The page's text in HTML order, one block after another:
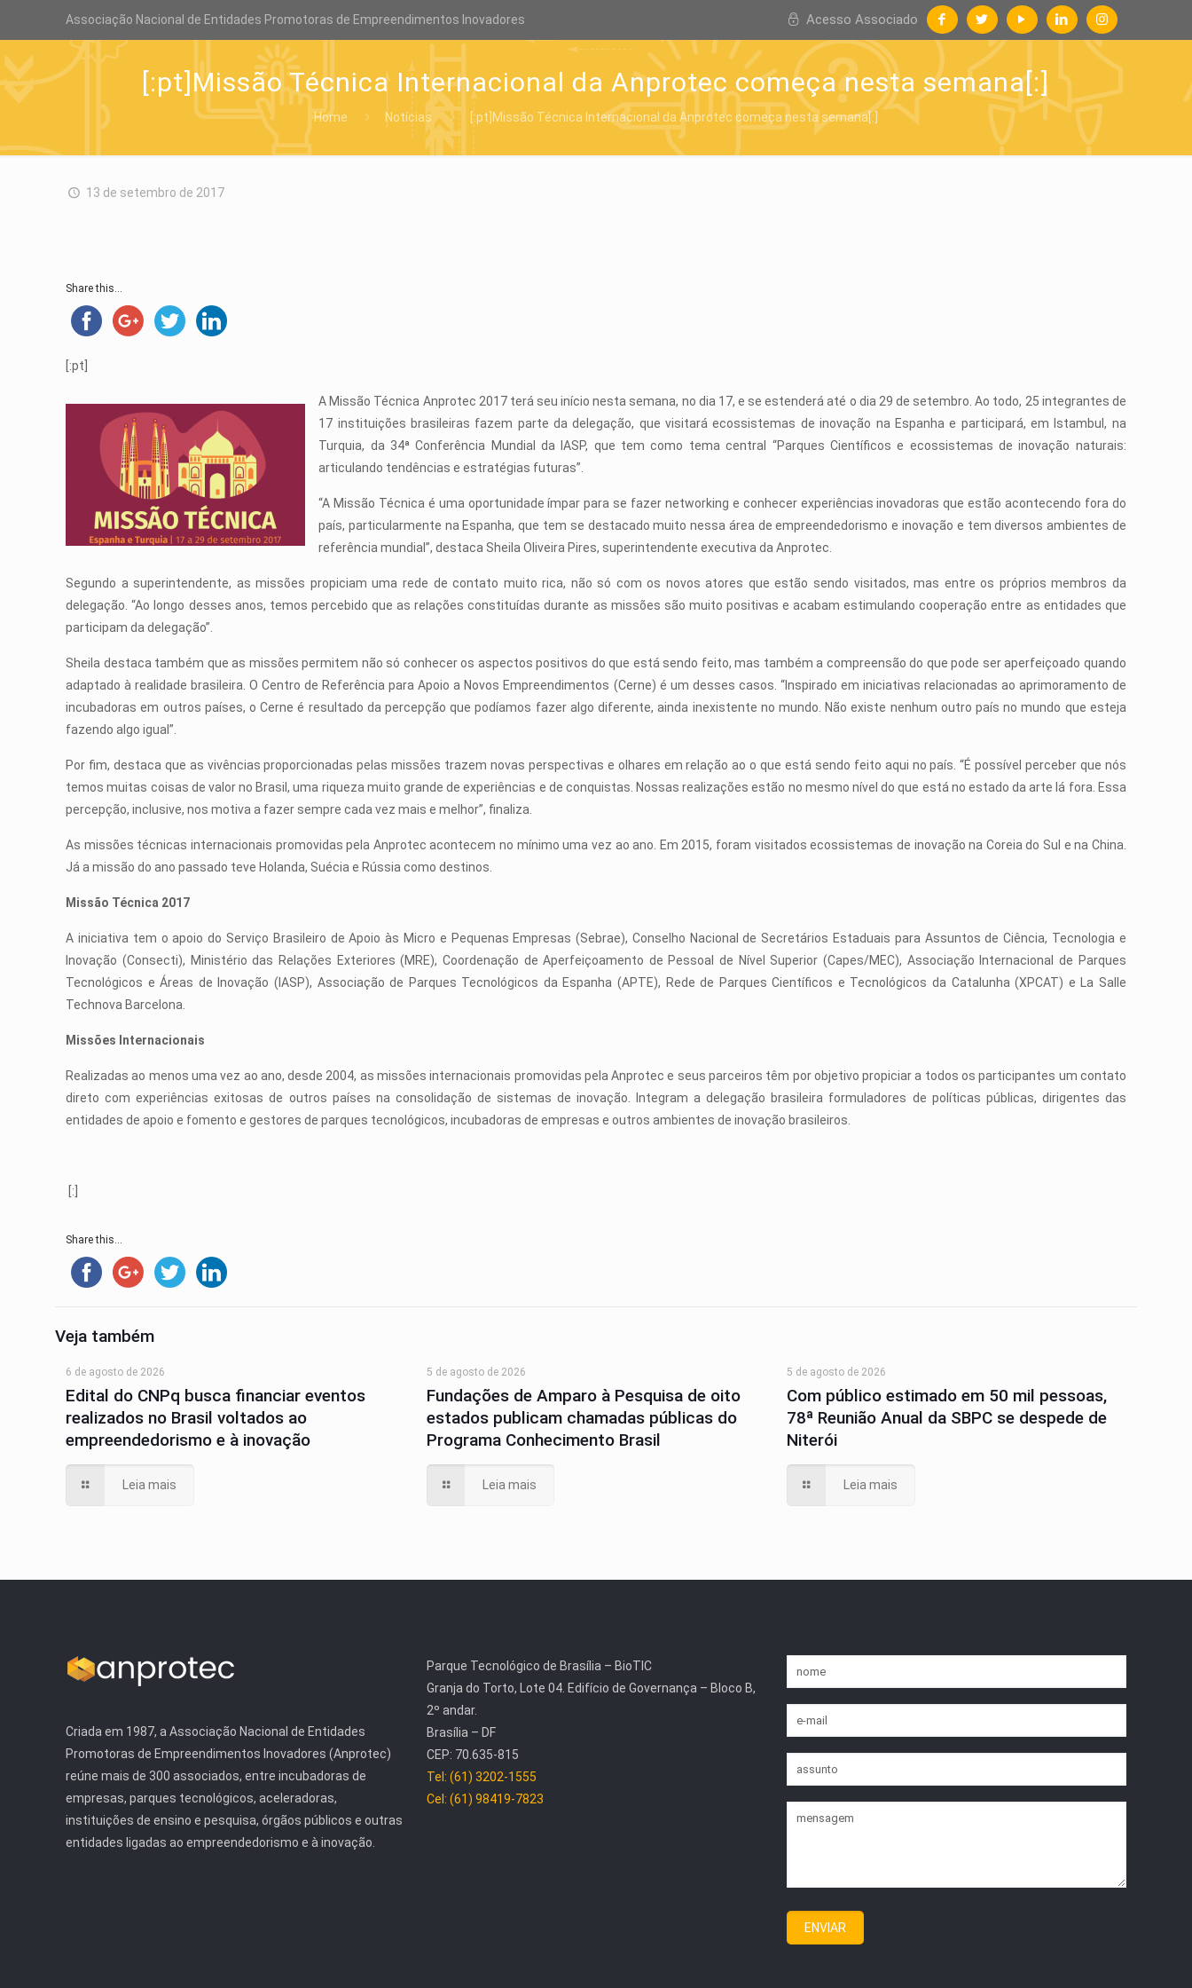
Associação Nacional de Entidades Promotoras de Empreendimentos Inovadores Acesso Associado
[:pt]Missão Técnica Internacional da Anprotec começa nesta semana[:]
Home Notícias [:pt]Missão Técnica Internacional da Anprotec começa nesta semana[:]
13 de setembro de 2017
Share this...
[:pt]
A Missão Técnica Anprotec 2017 terá seu início nesta semana, no dia 17, e se estenderá até o dia 29 de setembro. Ao todo, 25 integrantes de
17 instituições brasileiras fazem parte da delegação, que visitará ecossistemas de inovação na Espanha e participará, em Istambul, na
Turquia, da 34ª Conferência Mundial da IASP, que tem como tema central “Parques Científicos e ecossistemas de inovação naturais:
articulando tendências e estratégias futuras”.
“A Missão Técnica é uma oportunidade ímpar para se fazer networking e conhecer experiências inovadoras que estão acontecendo fora do
país, particularmente na Espanha, que tem se destacado muito nessa área de empreendedorismo e inovação e tem diversos ambientes de
referência mundial”, destaca Sheila Oliveira Pires, superintendente executiva da Anprotec.
Segundo a superintendente, as missões propiciam uma rede de contato muito rica, não só com os novos atores que estão sendo visitados, mas entre os próprios membros da
delegação. “Ao longo desses anos, temos percebido que as relações constituídas durante as missões são muito positivas e acabam estimulando cooperação entre as entidades que
participam da delegação”.
Sheila destaca também que as missões permitem não só conhecer os aspectos positivos do que está sendo feito, mas também a compreensão do que pode ser aperfeiçoado quando
adaptado à realidade brasileira. O Centro de Referência para Apoio a Novos Empreendimentos (Cerne) é um desses casos. “Inspirado em iniciativas relacionadas ao aprimoramento de
incubadoras em outros países, o Cerne é resultado da percepção que podíamos fazer algo diferente, ainda inexistente no mundo. Não existe nenhum outro país no mundo que esteja
fazendo algo igual”.
Por fim, destaca que as vivências proporcionadas pelas missões trazem novas perspectivas e olhares em relação ao o que está sendo feito aqui no país. “É possível perceber que nós
temos muitas coisas de valor no Brasil, uma riqueza muito grande de experiências e de conquistas. Nossas realizações estão no mesmo nível do que está no estado da arte lá fora. Essa
percepção, inclusive, nos motiva a fazer sempre cada vez mais e melhor”, finaliza.
As missões técnicas internacionais promovidas pela Anprotec acontecem no mínimo uma vez ao ano. Em 2015, foram visitados ecossistemas de inovação na Coreia do Sul e na China.
Já a missão do ano passado teve Holanda, Suécia e Rússia como destinos.
Missão Técnica 2017
A iniciativa tem o apoio do Serviço Brasileiro de Apoio às Micro e Pequenas Empresas (Sebrae), Conselho Nacional de Secretários Estaduais para Assuntos de Ciência, Tecnologia e
Inovação (Consecti), Ministério das Relações Exteriores (MRE), Coordenação de Aperfeiçoamento de Pessoal de Nível Superior (Capes/MEC), Associação Internacional de Parques
Tecnológicos e Áreas de Inovação (IASP), Associação de Parques Tecnológicos da Espanha (APTE), Rede de Parques Científicos e Tecnológicos da Catalunha (XPCAT) e La Salle
Technova Barcelona.
Missões Internacionais
Realizadas ao menos uma vez ao ano, desde 2004, as missões internacionais promovidas pela Anprotec e seus parceiros têm por objetivo propiciar a todos os participantes um contato
direto com experiências exitosas de outros países na consolidação de sistemas de inovação. Integram a delegação brasileira formuladores de políticas públicas, dirigentes das
entidades de apoio e fomento e gestores de parques tecnológicos, incubadoras de empresas e outros ambientes de inovação brasileiros.
[:]
Share this...
Veja também
6 de agosto de 2026
Edital do CNPq busca financiar eventos
realizados no Brasil voltados ao
empreendedorismo e à inovação
Leia mais
5 de agosto de 2026
Fundações de Amparo à Pesquisa de oito
estados publicam chamadas públicas do
Programa Conhecimento Brasil
Leia mais
5 de agosto de 2026
Com público estimado em 50 mil pessoas,
78ª Reunião Anual da SBPC se despede de
Niterói
Leia mais
Criada em 1987, a Associação Nacional de Entidades
Promotoras de Empreendimentos Inovadores (Anprotec)
reúne mais de 300 associados, entre incubadoras de
empresas, parques tecnológicos, aceleradoras,
instituições de ensino e pesquisa, órgãos públicos e outras
entidades ligadas ao empreendedorismo e à inovação.
Parque Tecnológico de Brasília – BioTIC
Granja do Torto, Lote 04. Edifício de Governança – Bloco B,
2º andar.
Brasília – DF
CEP: 70.635-815
Tel: (61) 3202-1555
Cel: (61) 98419-7823